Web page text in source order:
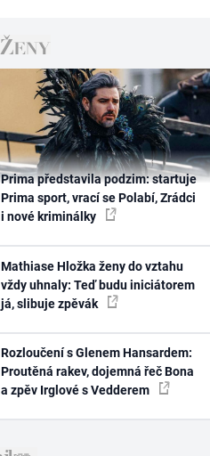
Prima představila podzim: startuje
Prima sport, vrací se Polabí, Zrádci
i nové kriminálky
Mathiase Hložka ženy do vztahu
vždy uhnaly: Teď budu iniciátorem
já, slibuje zpěvák
Rozloučení s Glenem Hansardem:
Proutěná rakev, dojemná řeč Bona
a zpěv Irglové s Vedderem